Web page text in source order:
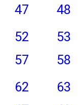
47 48
52 53
57 58
62 63